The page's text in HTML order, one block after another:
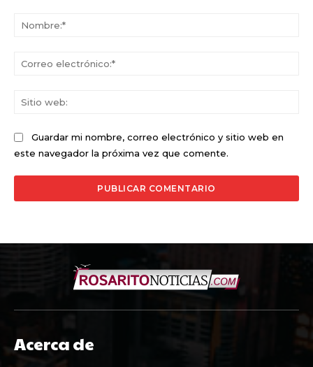
Guardar mi nombre, correo electrónico y sitio web en
este navegador la próxima vez que comente.
Acerca de